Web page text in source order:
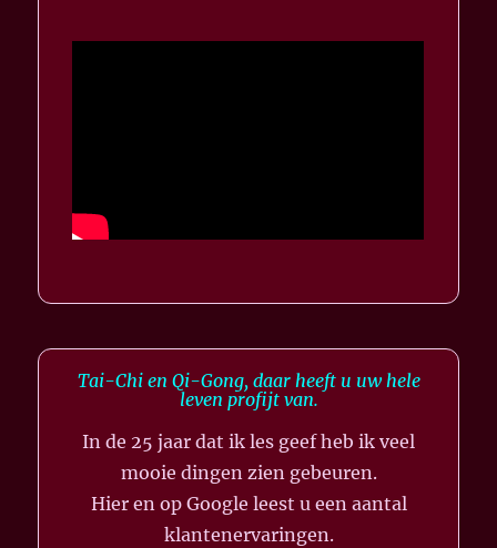
Tai-Chi en Qi-Gong, daar heeft u uw hele
leven profijt van.
In de 25 jaar dat ik les geef heb ik veel
mooie dingen zien gebeuren.
Hier en op Google leest u een aantal
klantenervaringen.